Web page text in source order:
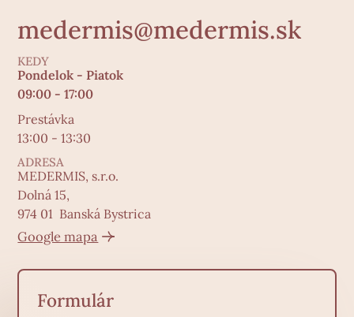
medermis@medermis.sk
KEDY
Pondelok - Piatok
09:00 - 17:00
Prestávka
13:00 - 13:30
ADRESA
MEDERMIS, s.r.o.
Dolná 15,
974 01 Banská Bystrica
Google mapa
Formulár